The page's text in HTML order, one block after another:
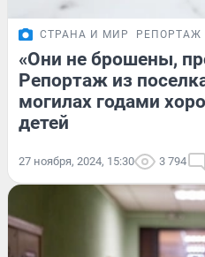
СТРАНА И МИР РЕПОРТАЖ
«Они не брошены,
Репортаж из
могилах годами
детей
27 ноября, 2024, 15:30 3 794